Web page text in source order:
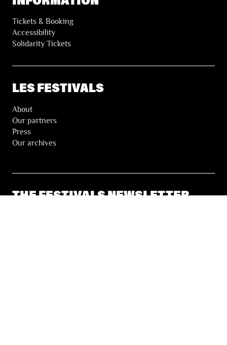
Tickets & Booking
Accessibility
Solidarity Tickets
LES FESTIVALS
About
Our partners
Press
Our archives
THE FESTIVALS NEWSLETTER